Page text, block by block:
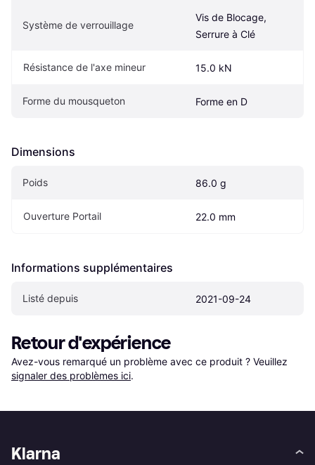
Système de verrouillage
Vis de Blocage,
Serrure à Clé
Résistance de l'axe mineur 15.0 kN
Forme du mousqueton Forme en D
Dimensions
Poids 86.0 g
Ouverture Portail 22.0 mm
Informations supplémentaires
Listé depuis 2021-09-24
Retour d'expérience
Avez-vous remarqué un problème avec ce produit ? Veuillez
signaler des problèmes ici.
Klarna